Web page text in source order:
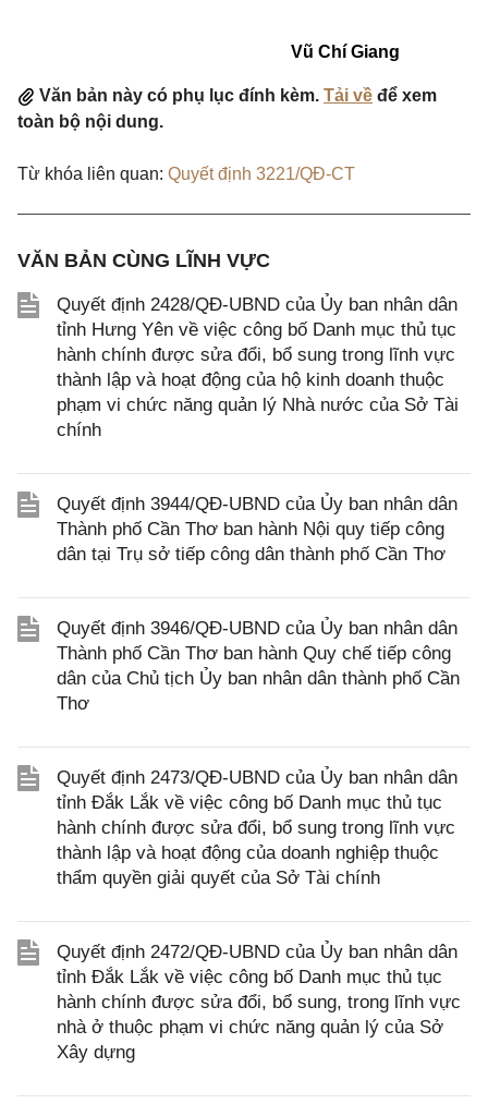
Vũ Chí Giang
Văn bản này có phụ lục đính kèm. Tải về để xem
toàn bộ nội dung.
Từ khóa liên quan: Quyết định 3221/QĐ-CT
VĂN BẢN CÙNG LĨNH VỰC
Quyết định 2428/QĐ-UBND của Ủy ban nhân dân
tỉnh Hưng Yên về việc công bố Danh mục thủ tục
hành chính được sửa đổi, bổ sung trong lĩnh vực
thành lập và hoạt động của hộ kinh doanh thuộc
phạm vi chức năng quản lý Nhà nước của Sở Tài
chính
Quyết định 3944/QĐ-UBND của Ủy ban nhân dân
Thành phố Cần Thơ ban hành Nội quy tiếp công
dân tại Trụ sở tiếp công dân thành phố Cần Thơ
Quyết định 3946/QĐ-UBND của Ủy ban nhân dân
Thành phố Cần Thơ ban hành Quy chế tiếp công
dân của Chủ tịch Ủy ban nhân dân thành phố Cần
Thơ
Quyết định 2473/QĐ-UBND của Ủy ban nhân dân
tỉnh Đắk Lắk về việc công bố Danh mục thủ tục
hành chính được sửa đổi, bổ sung trong lĩnh vực
thành lập và hoạt động của doanh nghiệp thuộc
thẩm quyền giải quyết của Sở Tài chính
Quyết định 2472/QĐ-UBND của Ủy ban nhân dân
tỉnh Đắk Lắk về việc công bố Danh mục thủ tục
hành chính được sửa đổi, bổ sung, trong lĩnh vực
nhà ở thuộc phạm vi chức năng quản lý của Sở
Xây dựng